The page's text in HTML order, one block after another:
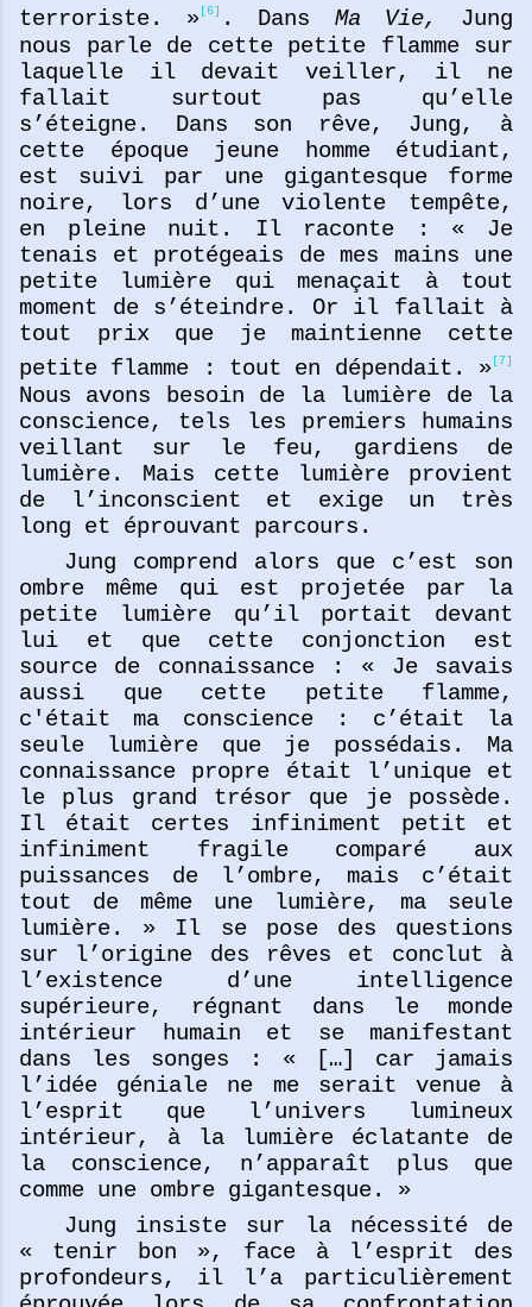
terroriste. » [6] . Dans Ma Vie,
Jung
nous parle de cette petite flamme sur
laquelle il devait veiller, il ne
fallait surtout pas qu’elle
s’éteigne. Dans son rêve, Jung, à
cette époque jeune homme étudiant,
est suivi par une gigantesque forme
noire, lors d’une violente tempête,
en pleine nuit. Il raconte : « Je
tenais et protégeais de mes mains une
petite lumière qui menaçait à tout
moment de s’éteindre. Or il fallait à
tout prix que je maintienne cette
petite flamme : tout en dépendait. » [7]
Nous avons besoin de la lumière de la
conscience, tels les premiers humains
veillant sur le feu, gardiens de
lumière. Mais cette lumière provient
de l’inconscient et exige un très
long et éprouvant parcours.
Jung comprend alors que c’est son
ombre même qui est projetée par la
petite lumière qu’il portait devant
lui et que cette conjonction est
source de connaissance : « Je savais
aussi que cette petite flamme,
c'était ma conscience : c’était la
seule lumière que je possédais. Ma
connaissance propre était l’unique et
le plus grand trésor que je possède.
Il était certes infiniment petit et
infiniment fragile comparé aux
puissances de l’ombre, mais c’était
tout de même une lumière, ma seule
lumière. » Il se pose des questions
sur l’origine des rêves et conclut à
l’existence d’une intelligence
supérieure, régnant dans le monde
intérieur humain et se manifestant
dans les songes : « […] car jamais
l’idée géniale ne me serait venue à
l’esprit que l’univers lumineux
intérieur, à la lumière éclatante de
la conscience, n’apparaît plus que
comme une ombre gigantesque. »
Jung insiste sur la nécessité de
« tenir bon », face à l’esprit des
profondeurs, il l’a particulièrement